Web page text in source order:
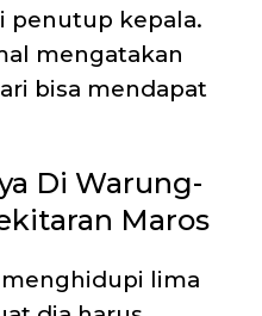
penutup kepala.
mengatakan
bisa mendapat
Di Warung-
Maros
lima